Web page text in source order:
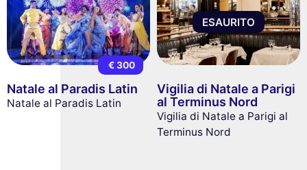
€ 300
Natale al Paradis Latin
Natale al Paradis Latin
ESAURITO
Vigilia di Natale a Parigi
al Terminus Nord
Vigilia di Natale a Parigi al
Terminus Nord